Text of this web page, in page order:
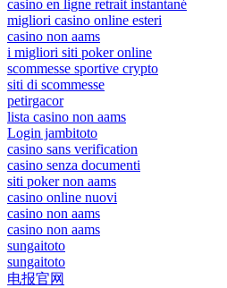
casino en ligne retrait instantané
migliori casino online esteri
casino non aams
i migliori siti poker online
scommesse sportive crypto
siti di scommesse
petirgacor
lista casino non aams
Login jambitoto
casino sans verification
casino senza documenti
siti poker non aams
casino online nuovi
casino non aams
casino non aams
sungaitoto
sungaitoto
电报官网